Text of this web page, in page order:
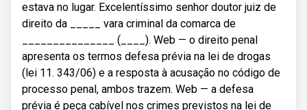
estava no lugar. Excelentíssimo senhor doutor juiz de
direito da _____ vara criminal da comarca de
_______________ (____). Web — o direito penal
apresenta os termos defesa prévia na lei de drogas
(lei 11. 343/06) e a resposta à acusação no código de
processo penal, ambos trazem. Web — a defesa
prévia é peça cabível nos crimes previstos na lei de